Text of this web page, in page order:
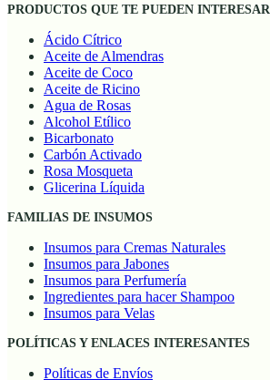
PRODUCTOS QUE TE PUEDEN INTERESAR
Ácido Cítrico
Aceite de Almendras
Aceite de Coco
Aceite de Ricino
Agua de Rosas
Alcohol Etílico
Bicarbonato
Carbón Activado
Rosa Mosqueta
Glicerina Líquida
FAMILIAS DE INSUMOS
Insumos para Cremas Naturales
Insumos para Jabones
Insumos para Perfumería
Ingredientes para hacer Shampoo
Insumos para Velas
POLÍTICAS Y ENLACES INTERESANTES
Políticas de Envíos